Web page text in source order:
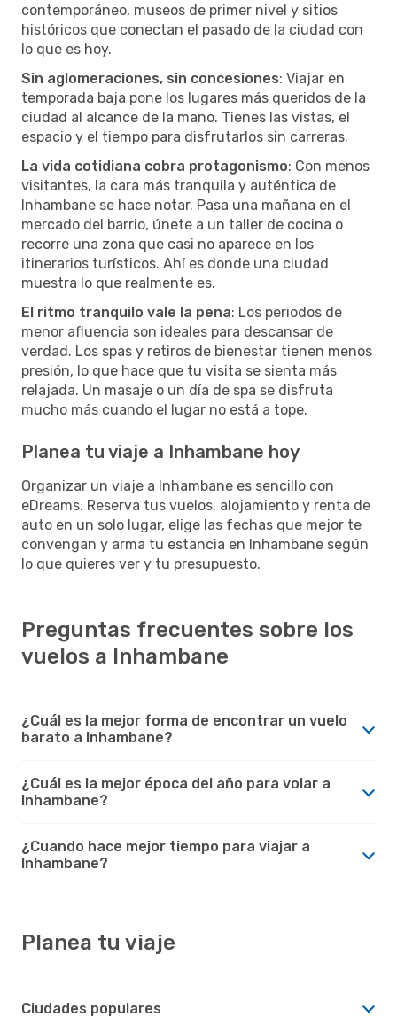
contemporáneo, museos de primer nivel y sitios
históricos que conectan el pasado de la ciudad con
lo que es hoy.
Sin aglomeraciones, sin concesiones: Viajar en
temporada baja pone los lugares más queridos de la
ciudad al alcance de la mano. Tienes las vistas, el
espacio y el tiempo para disfrutarlos sin carreras.
La vida cotidiana cobra protagonismo: Con menos
visitantes, la cara más tranquila y auténtica de
Inhambane se hace notar. Pasa una mañana en el
mercado del barrio, únete a un taller de cocina o
recorre una zona que casi no aparece en los
itinerarios turísticos. Ahí es donde una ciudad
muestra lo que realmente es.
El ritmo tranquilo vale la pena: Los periodos de
menor afluencia son ideales para descansar de
verdad. Los spas y retiros de bienestar tienen menos
presión, lo que hace que tu visita se sienta más
relajada. Un masaje o un día de spa se disfruta
mucho más cuando el lugar no está a tope.
Planea tu viaje a Inhambane hoy
Organizar un viaje a Inhambane es sencillo con
eDreams. Reserva tus vuelos, alojamiento y renta de
auto en un solo lugar, elige las fechas que mejor te
convengan y arma tu estancia en Inhambane según
lo que quieres ver y tu presupuesto.
Preguntas frecuentes sobre los
vuelos a Inhambane
¿Cuál es la mejor forma de encontrar un vuelo
barato a Inhambane?
¿Cuál es la mejor época del año para volar a
Inhambane?
¿Cuando hace mejor tiempo para viajar a
Inhambane?
Planea tu viaje
Ciudades populares